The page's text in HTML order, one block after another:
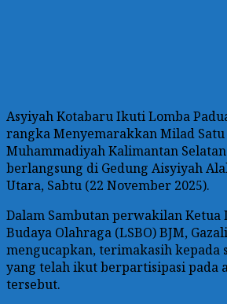
Asyiyah Kotabaru Ikuti Lomba
rangka Menyemarakkan Milad Satu
Muhammadiyah Kalimantan
berlangsung di Gedung Aisyiyah
Utara, Sabtu (22 November 2025).
Dalam Sambutan perwakilan Ketua
Budaya Olahraga (LSBO) BJM,
mengucapkan, terimakasih kepada
yang telah ikut berpartisipasi pada
tersebut.